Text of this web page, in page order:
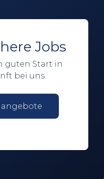
Jobs
guten Start in
bei uns.